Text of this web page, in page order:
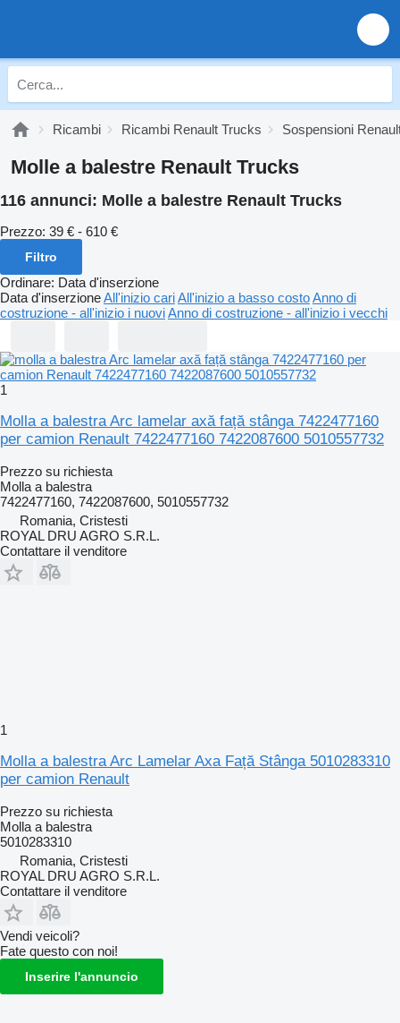
Ricambi Ricambi Renault Trucks Sospensioni
Molle a balestre Renault Trucks
116 annunci: Molle a balestre Renault Trucks
Prezzo: 39 € - 610 €
Filtro
Ordinare: Data d'inserzione
Data d'inserzioneAll'inizio cariAll'inizio a basso costoAnno di
costruzione - all'inizio i nuoviAnno di costruzione - all'inizio i vecchi
1
Molla a balestra Arc lamelar axă față stânga 7422477160
per camion Renault 7422477160 7422087600 5010557732
Prezzo su richiesta
Molla a balestra
7422477160, 7422087600, 5010557732
Romania, Cristesti
ROYAL DRU AGRO S.R.L.
Contattare il venditore
1
Molla a balestra Arc Lamelar Axa Față Stânga 5010283310
per camion Renault
Prezzo su richiesta
Molla a balestra
5010283310
Romania, Cristesti
ROYAL DRU AGRO S.R.L.
Contattare il venditore
Vendi veicoli?
Fate questo con noi!
Inserire l'annuncio